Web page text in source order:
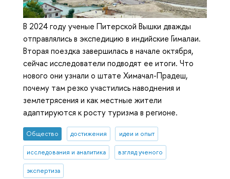
В 2024 году ученые Питерской Вышки дважды
отправлялись в экспедицию в индийские Гималаи.
Вторая поездка завершилась в начале октября,
сейчас исследователи подводят ее итоги. Что
нового они узнали о штате Химачал-Прадеш,
почему там резко участились наводнения и
землетрясения и как местные жители
адаптируются к росту туризма в регионе.
Общество достижения идеи и опыт
исследования и аналитика взгляд ученого
экспертиза